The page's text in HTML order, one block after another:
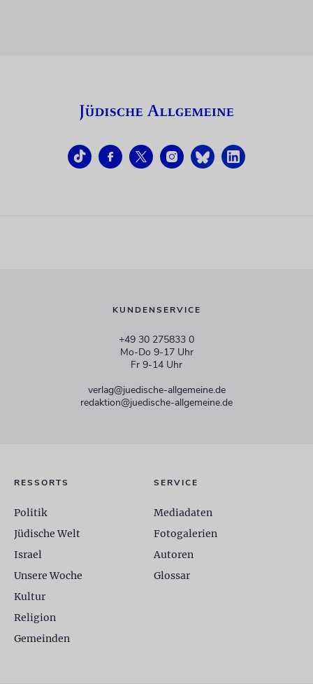
KUNDENSERVICE
+49 30 275833 0
Mo-Do 9-17 Uhr
Fr 9-14 Uhr
verlag@juedische-allgemeine.de
redaktion@juedische-allgemeine.de
RESSORTS
Politik
Jüdische Welt
Israel
Unsere Woche
Kultur
Religion
Gemeinden
SERVICE
Mediadaten
Fotogalerien
Autoren
Glossar